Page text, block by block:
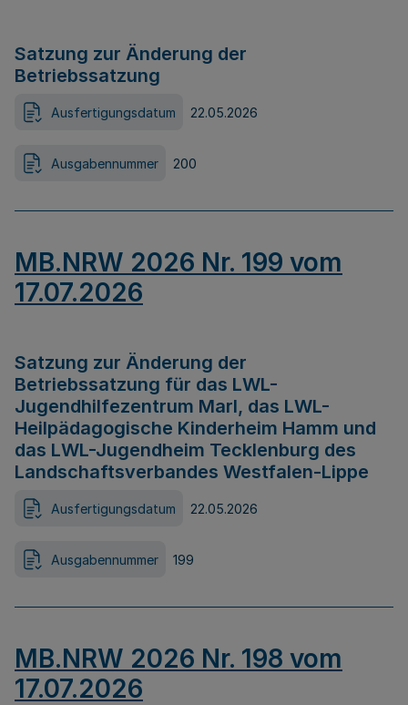
Satzung zur Änderung der
Betriebssatzung
Ausfertigungsdatum 22.05.2026
Ausgabennummer 200
MB.NRW 2026 Nr. 199 vom
17.07.2026
Satzung zur Änderung der
Betriebssatzung für das LWL-
Jugendhilfezentrum Marl, das LWL-
Heilpädagogische Kinderheim Hamm und
das LWL-Jugendheim Tecklenburg des
Landschaftsverbandes Westfalen-Lippe
Ausfertigungsdatum 22.05.2026
Ausgabennummer 199
MB.NRW 2026 Nr. 198 vom
17.07.2026